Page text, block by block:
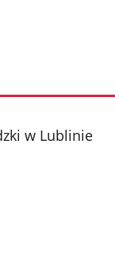
w Lublinie